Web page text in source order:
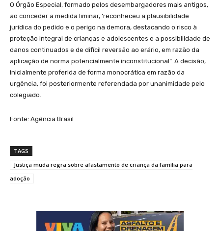
O Órgão Especial, formado pelos desembargadores mais antigos,
ao conceder a medida liminar, ‘reconheceu a plausibilidade
jurídica do pedido e o perigo na demora, destacando o risco à
proteção integral de crianças e adolescentes e a possibilidade de
danos continuados e de difícil reversão ao erário, em razão da
aplicação de norma potencialmente inconstitucional”. A decisão,
inicialmente proferida de forma monocrática em razão da
urgência, foi posteriormente referendada por unanimidade pelo
colegiado.
Fonte: Agência Brasil
TAGS
Justiça muda regra sobre afastamento de criança da família para
adoção